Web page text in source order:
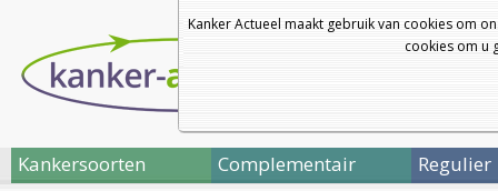
Kanker Actueel maakt gebruik van cookies om
cookies om u
Kankersoorten Complementair Regulier